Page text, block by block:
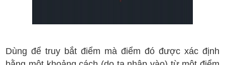
Dùngđể truy bắtđiểm mà điểm đó được xác định